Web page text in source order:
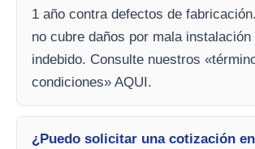
1 año contra defectos de
no cubre daños por mala instalación
indebido. Consulte nuestros
condiciones» AQUI.
¿Puedo solicitar una cotización